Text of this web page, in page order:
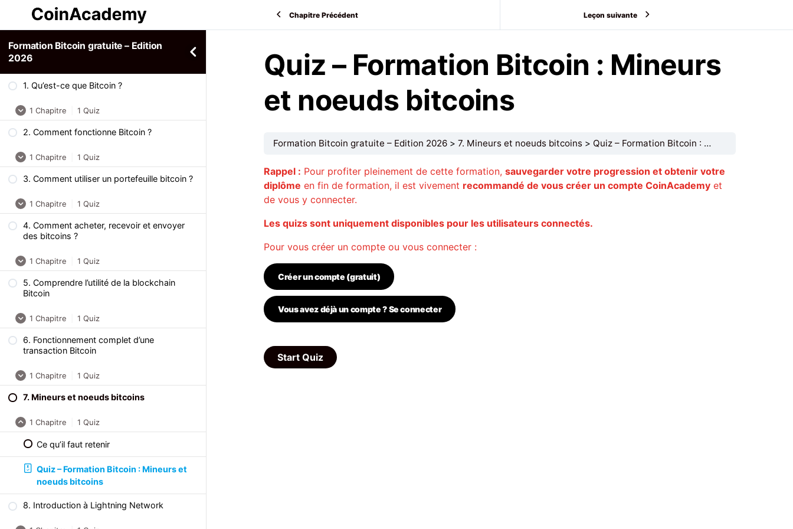
Formation Bitcoin gratuite – Edition
2026
1. Qu’est-ce que Bitcoin ?
1 Chapitre 1 Quiz
Ce qu’il faut retenir
Quiz – Formation Bitcoin : Qu’est-ce que
Bitcoin ?
2. Comment fonctionne Bitcoin ?
1 Chapitre 1 Quiz
Ce qu’il faut retenir
Quiz – Formation Bitcoin : Comment
fonctionne Bitcoin ?
3. Comment utiliser un portefeuille bitcoin ?
1 Chapitre 1 Quiz
Ce qu’il faut retenir
utiliser un portefeuille bitcoin ?
4. Comment acheter, recevoir et envoyer
des bitcoins ?
1 Chapitre 1 Quiz
Ce qu’il faut retenir
acheter, recevoir et envoyer des bitcoins
5. Comprendre l’utilité de la blockchain
Bitcoin
1 Chapitre 1 Quiz
Ce qu’il faut retenir
l’utilité de la blockchain Bitcoin
6. Fonctionnement complet d’une
transaction Bitcoin
1 Chapitre 1 Quiz
Ce qu’il faut retenir
Quiz – Formation Bitcoin :
Fonctionnement complet d’une
transaction Bitcoin
7. Mineurs et noeuds bitcoins
1 Chapitre 1 Quiz
Ce qu’il faut retenir
Quiz – Formation Bitcoin : Mineurs et
noeuds bitcoins
8. Introduction à Lightning Network
Chapitre Précédent Leçon suivante
Quiz – Formation Bitcoin : Mineurs
et noeuds bitcoins
Formation Bitcoin gratuite – Edition 2026 7. Mineurs et noeuds bitcoins Quiz – Formation Bitcoin : Mineurs et noeuds bitcoins
Rappel : Pour profiter pleinement de cette formation, sauvegarder votre progression et obtenir votre
diplôme en fin de formation, il est vivement recommandé de vous créer un compte CoinAcademy et
de vous y connecter.
Les quizs sont uniquement disponibles pour les utilisateurs connectés.
Pour vous créer un compte ou vous connecter :
Créer un compte (gratuit)
Vous avez déjà un compte ? Se connecter